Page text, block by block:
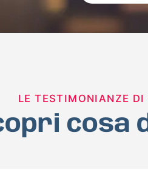
LE TESTIMONIANZE DI
cosa